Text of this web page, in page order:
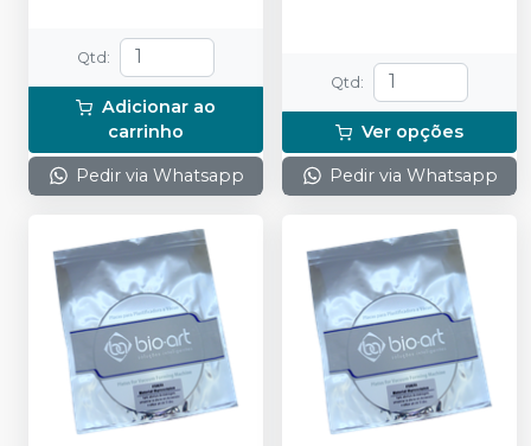
Facial Standard com
relator nazium, 1 par de
placas de montagem
trilho, 1 pino de apoio do
ramo, 1 mesa incisal
Semi-ajustável.
Qtd :
Adicionar ao
carrinho
Pedir via Whatsapp
Qtd :
Ver opções
Pedir via Whatsapp